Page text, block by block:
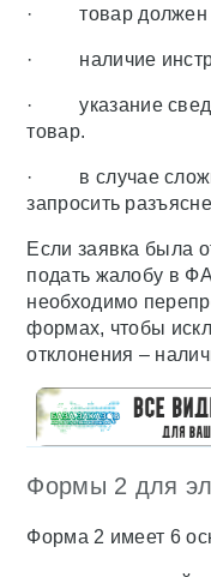
· товар должен
· наличие
· указание
товар.
· в случае
запросить
Если заявка была
подать жалобу в
необходимо
формах, чтобы
отклонения –
Формы 2 для
Форма 2 имеет 6